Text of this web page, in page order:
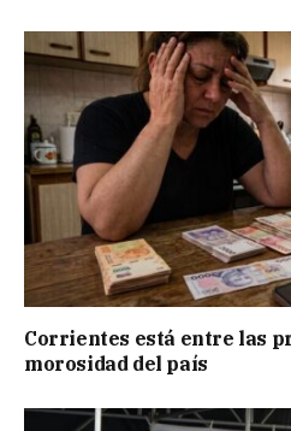
Corrientes está entre las
morosidad del país